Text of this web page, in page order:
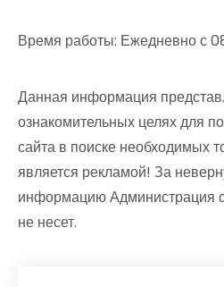
Время работы: Ежедневно с
Данная информация
ознакомительных целях для
сайта в поиске необходимых
является рекламой! За
информацию Администрация
не несет.